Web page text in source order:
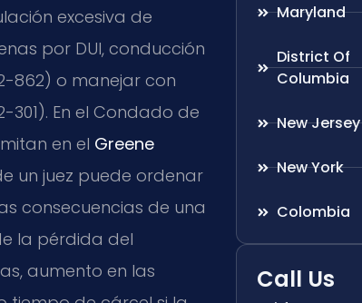
excesiva de
por DUI, conducción
862) o manejar con
301). En el Condado de
en el Greene
un juez puede ordenar
consecuencias de una
la pérdida del
aumento en las
Maryland
District Of
Columbia
New Jersey
New York
Colombia
Call Us